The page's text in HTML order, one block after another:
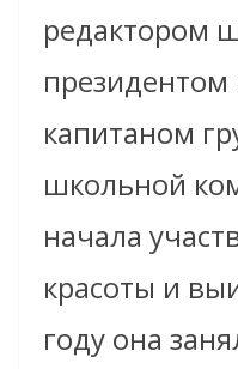
редактором
президентом
капитаном
школьной
начала
красоты и
году она